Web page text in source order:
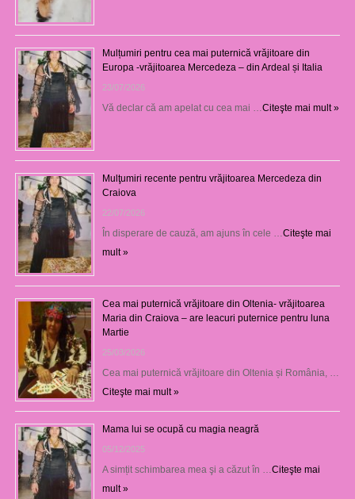
Mulțumiri pentru cea mai puternică vrăjitoare din
Europa -vrăjitoarea Mercedeza – din Ardeal și Italia
23/07/2026
Vă declar că am apelat cu cea mai …Citeşte mai mult »
Mulţumiri recente pentru vrăjitoarea Mercedeza din
Craiova
22/07/2026
În disperare de cauză, am ajuns în cele …Citeşte mai
mult »
Cea mai puternică vrăjitoare din Oltenia- vrăjitoarea
Maria din Craiova – are leacuri puternice pentru luna
Martie
25/03/2026
Cea mai puternică vrăjitoare din Oltenia și România, …
Citeşte mai mult »
Mama lui se ocupă cu magia neagră
05/12/2025
A simțit schimbarea mea şi a căzut în …Citeşte mai
mult »